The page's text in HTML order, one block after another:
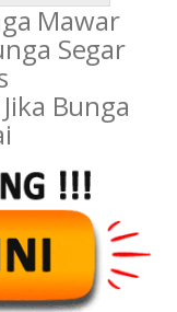
Mawar
Segar
Bunga